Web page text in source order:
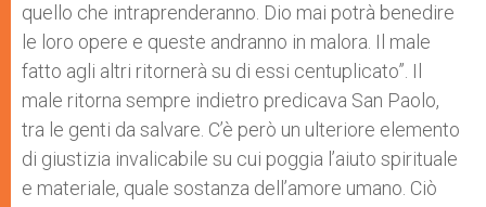
quello che intraprenderanno. Dio mai potrà benedire
le loro opere e queste andranno in malora. Il male
fatto agli altri ritornerà su di essi centuplicato”. Il
male ritorna sempre indietro predicava San Paolo,
tra le genti da salvare. C’è però un ulteriore elemento
di giustizia invalicabile su cui poggia l’aiuto spirituale
e materiale, quale sostanza dell’amore umano. Ciò